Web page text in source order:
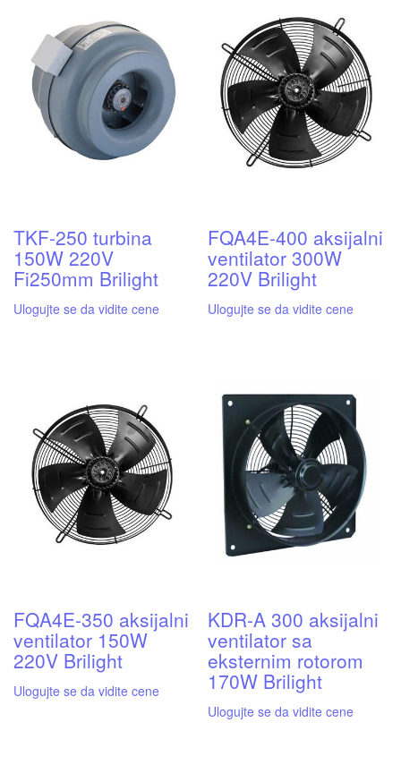
TKF-250 turbina
150W 220V
Fi250mm Brilight
Ulogujte se da vidite cene
FQA4E-400 aksijalni
ventilator 300W
220V Brilight
Ulogujte se da vidite cene
FQA4E-350 aksijalni
ventilator 150W
220V Brilight
Ulogujte se da vidite cene
KDR-A 300 aksijalni
ventilator sa
eksternim rotorom
170W Brilight
Ulogujte se da vidite cene